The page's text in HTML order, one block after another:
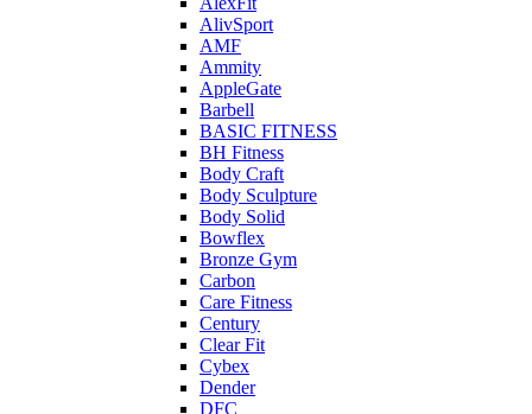
AlivSport
AMF
Ammity
AppleGate
Barbell
BASIC FITNESS
BH Fitness
Body Craft
Body Sculpture
Body Solid
Bowflex
Bronze Gym
Carbon
Care Fitness
Century
Clear Fit
Cybex
Dender
DFC